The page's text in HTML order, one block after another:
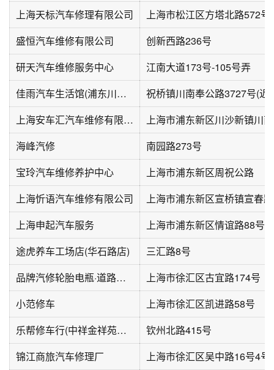
上海天标汽车修理有限公司
上海市松江区方塔北路572号
盛恒汽车维修有限公司
创新西路236号
研天汽车维修服务中心
江南大道173号-105号弄
佳雨汽车生活馆(浦东川南奉公路店)
祝桥镇川南奉公路3727号(近
上海安车汇汽车维修有限公司
海峰汽修
南园路273号
宝玲汽车维修养护中心
上海市浦东新区周祝公路
上海忻语汽车维修有限公司
上海市浦东新区宣桥镇宣春
上海申起汽车服务
上海市浦东新区情谊路88号
途虎养车工场店(华石路店)
三汇路8号
品牌汽修轮胎电瓶·道路救援
上海市徐汇区古宜路174号
小范修车
上海市徐汇区凯进路58号
乐帮修车行(中祥金祥苑钦州北路399弄店)
钦州北路415号
锦江商旅汽车修理厂
上海市徐汇区吴中路16号4号